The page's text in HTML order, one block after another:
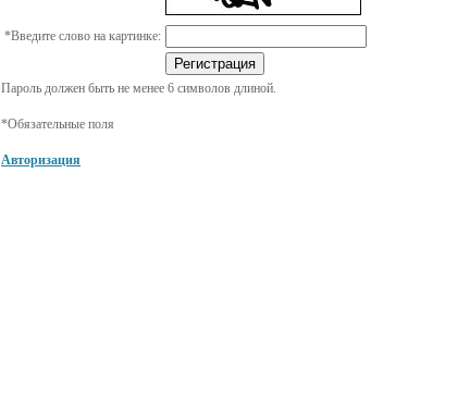
*Введите слово на картинке:
Пароль должен быть не менее 6 символов длиной.
*Обязательные поля
Авторизация